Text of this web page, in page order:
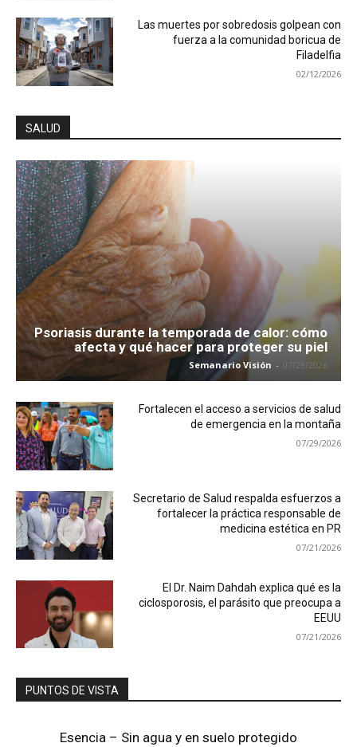
Las muertes por sobredosis golpean con
fuerza a la comunidad boricua de
Filadelfia
02/12/2026
SALUD
Psoriasis durante la temporada de calor: cómo
afecta y qué hacer para proteger su piel
Semanario Visión - 07/29/2026
Fortalecen el acceso a servicios de salud
de emergencia en la montaña
07/29/2026
Secretario de Salud respalda esfuerzos a
fortalecer la práctica responsable de
medicina estética en PR
07/21/2026
El Dr. Naim Dahdah explica qué es la
ciclosporosis, el parásito que preocupa a
EEUU
07/21/2026
PUNTOS DE VISTA
Esencia – Sin agua y en suelo protegido